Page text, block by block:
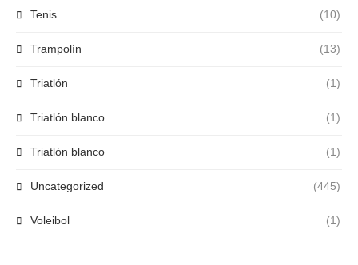
Tenis (10)
Trampolín (13)
Triatlón (1)
Triatlón blanco (1)
Triatlón blanco (1)
Uncategorized (445)
Voleibol (1)